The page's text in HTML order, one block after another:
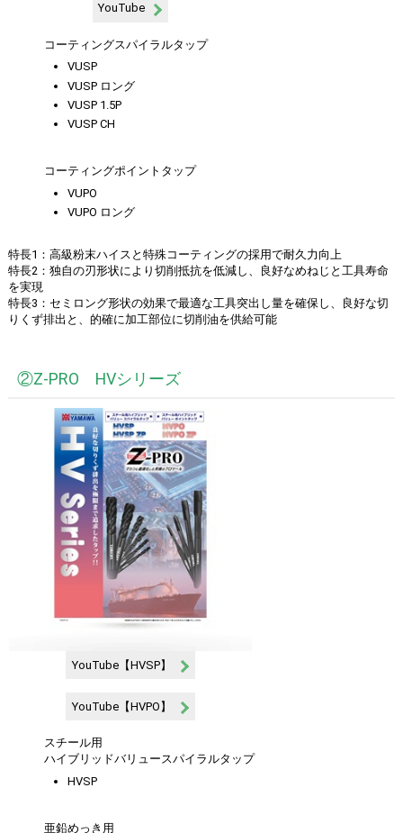
YouTube
コーティングスパイラルタップ
VUSP
VUSP ロング
VUSP 1.5P
VUSP CH
コーティングポイントタップ
VUPO
VUPO ロング
特長1：高級粉末ハイスと特殊コーティングの採用で耐久力向上
特長2：独自の刃形状により切削抵抗を低減し、良好なめねじと工具寿命
を実現
特長3：セミロング形状の効果で最適な工具突出し量を確保し、良好な切
りくず排出と、的確に加工部位に切削油を供給可能
②Z-PRO HVシリーズ
YouTube【HVSP】
YouTube【HVPO】
スチール用
ハイブリッドバリュースパイラルタップ
HVSP
亜鉛めっき用